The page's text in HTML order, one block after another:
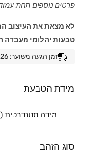
פרטים נוספים תחת
לא מצאת את העיצוב
טבעות יהלומי
זמן הגעה משוער: 07/08/2026 - 01/09/2026
מידת הטבעת
סוג הזהב